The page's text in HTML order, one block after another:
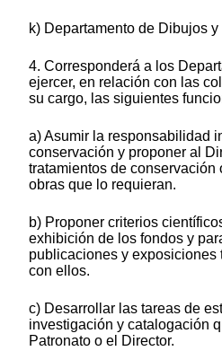
k) Departamento de Dibujos y
4. Corresponderá a los
ejercer, en relación con las
su cargo, las siguientes
a) Asumir la responsabilidad
conservación y proponer al
tratamientos de conservación
obras que lo requieran.
b) Proponer criterios
exhibición de los fondos y
publicaciones y
con ellos.
c) Desarrollar las tareas de
investigación y catalogación
Patronato o el Director.